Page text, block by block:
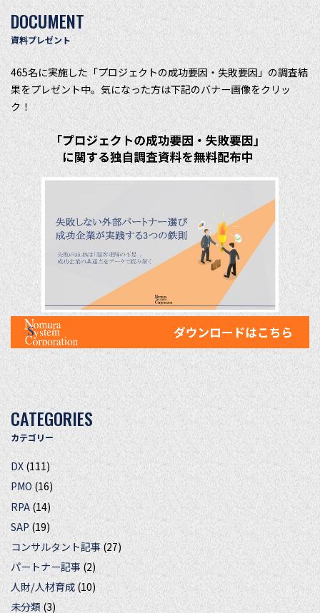
DOCUMENT
資料プレゼント
465名に実施した「プロジェクトの成功要因・失敗要因」の調査結
果をプレゼント中。気になった方は下記のバナー画像をクリッ
ク！
CATEGORIES
カテゴリー
DX(111)
PMO (16)
RPA(14)
SAP(19)
コンサルタント記事(27)
パートナー記事 (2)
人財/人材育成 (10)
未分類(3)